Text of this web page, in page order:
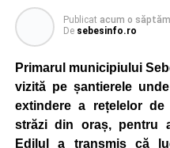
Reprezentanții Primăriei
va afecta siguranța
vizibilitatea pe străzile
nivel corespunzător.
Administrația locală
temporar și este
energetice din România,
Publicat acum o
De sebesinfo.ro
Primarul municipiului
vizită pe șantierele
extindere a rețelelor
străzi din oraș, pentru
Edilul a transmis că